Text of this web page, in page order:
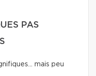
PAS
mais peu